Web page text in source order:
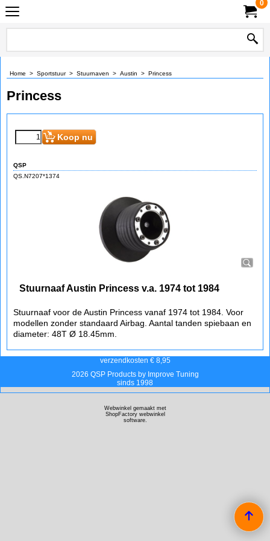
0
Home > Sportstuur> Stuurnaven > Austin > Princess
Princess
Koop nu
QSP
QS.N7207*1374
Stuurnaaf Austin Princess v.a. 1974 tot 1984
Stuurnaaf voor de Austin Princess vanaf 1974 tot 1984. Voor
modellen zonder standaard Airbag. Aantal tanden spiebaan en
diameter: 48T Ø 18.45mm.
verzendkosten € 8,95
2026 QSP Products by Improve Tuning
sinds 1998
Webwinkel gemaakt met
ShopFactory webwinkel
software.